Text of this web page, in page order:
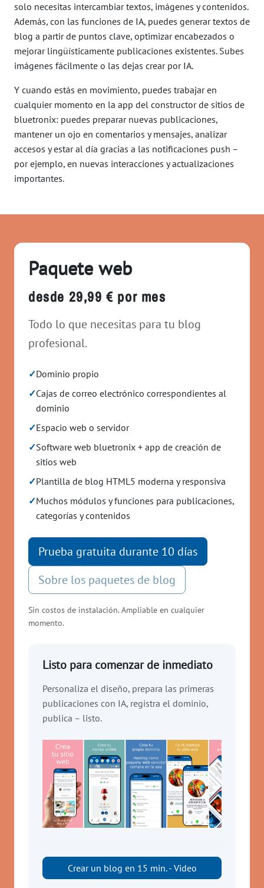
solo necesitas intercambiar textos, imágenes y contenidos.
Además, con las funciones de IA, puedes generar textos de
blog a partir de puntos clave, optimizar encabezados o
mejorar lingüísticamente publicaciones existentes. Subes
imágenes fácilmente o las dejas crear por IA.
Y cuando estás en movimiento, puedes trabajar en
cualquier momento en la app del constructor de sitios de
bluetronix: puedes preparar nuevas publicaciones,
mantener un ojo en comentarios y mensajes, analizar
accesos y estar al día gracias a las notificaciones push –
por ejemplo, en nuevas interacciones y actualizaciones
importantes.
Paquete web
desde 29,99 € por mes
Todo lo que necesitas para tu blog
profesional.
✓Dominio propio
✓Cajas de correo electrónico correspondientes al
dominio
✓Espacio web o servidor
✓Software web bluetronix + app de creación de
sitios web
✓Plantilla de blog HTML5 moderna y responsiva
✓Muchos módulos y funciones para publicaciones,
categorías y contenidos
Prueba gratuita durante 10 días
Sobre los paquetes de blog
Sin costos de instalación. Ampliable en cualquier
momento.
Listo para comenzar de inmediato
Personaliza el diseño, prepara las primeras
publicaciones con IA, registra el dominio,
publica – listo.
Crear un blog en 15 min. - Video